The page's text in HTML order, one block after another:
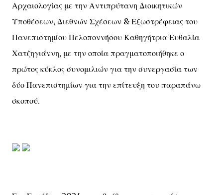
Αρχαιολογίας με την Αντιπρύτανη Διοικητικών
Υποθέσεων, Διεθνών Σχέσεων & Εξωστρέφειας του
Πανεπιστημίου Πελοποννήσου Καθηγήτρια Ευθαλία
Χατζηγιάννη, με την οποία πραγματοποιήθηκε ο
πρώτος κύκλος συνομιλιών για την συνεργασία των
δύο Πανεπιστημίων για την επίτευξη του παραπάνω
σκοπού.